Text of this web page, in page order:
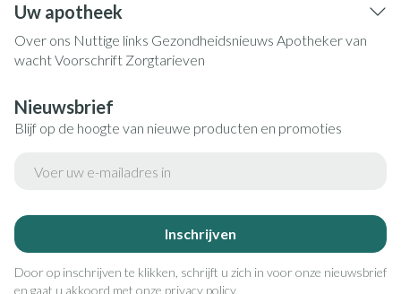
Uw apotheek
Over ons Nuttige links Gezondheidsnieuws Apotheker van
wachtVoorschrift Zorgtarieven
Nieuwsbrief
Blijf op de hoogte van nieuwe producten en promoties
Inschrijven
Door op inschrijven te klikken, schrijft u zich in voor onze nieuwsbrief
en gaat u akkoord met onze privacy policy.